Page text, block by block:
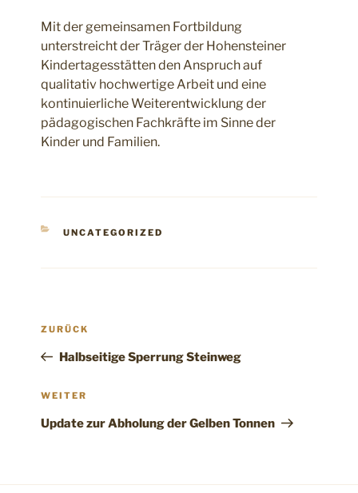
Mit der gemeinsamen Fortbildung
unterstreicht der Träger der Hohensteiner
Kindertagesstätten den Anspruch auf
qualitativ hochwertige Arbeit und eine
kontinuierliche Weiterentwicklung der
pädagogischen Fachkräfte im Sinne der
Kinder und Familien.
KATEGORIEN
UNCATEGORIZED
Vorheriger
ZURÜCK
Halbseitige Sperrung Steinweg
Nächster
WEITER
Update zur Abholung der Gelben Tonnen